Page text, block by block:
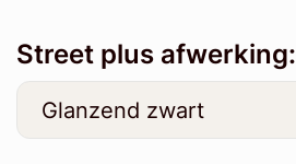
Street plus afwerking: